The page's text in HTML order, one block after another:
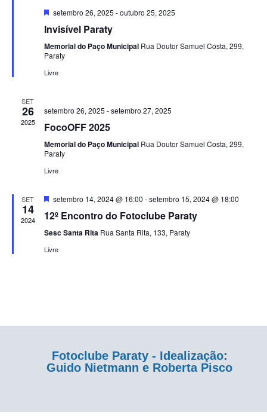
Destacado
setembro 26, 2025 -outubro 25, 2025
Invisível Paraty
Memorial do Paço Municipal Rua Doutor Samuel Costa, 299,
Paraty
Livre
SET
26
2025
setembro 26, 2025 -setembro 27, 2025
FocoOFF 2025
Memorial do Paço Municipal Rua Doutor Samuel Costa, 299,
Paraty
Livre
SET
14
2024
Destacado
setembro 14, 2024 @ 16:00 -setembro 15, 2024 @ 18:00
12º Encontro do Fotoclube Paraty
Sesc Santa Rita Rua Santa Rita, 133, Paraty
Livre
Fotoclube Paraty - Idealização:
Guido Nietmann e Roberta Pisco